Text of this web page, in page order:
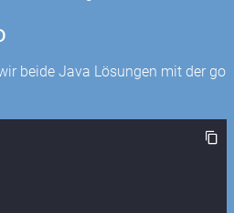
beide Java Lösungen mit der go